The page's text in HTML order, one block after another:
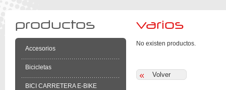
productos
Accesorios
Bicicletas
BICI CARRETERA E-BIKE
varios
No existen productos.